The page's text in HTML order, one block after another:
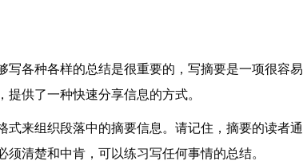
各种各样的总结是很重要的，写摘要是一项很容易
供了一种快速分享信息的方式。
来组织段落中的摘要信息。请记住，摘要的读者通
清楚和中肯，可以练习写任何事情的总结。